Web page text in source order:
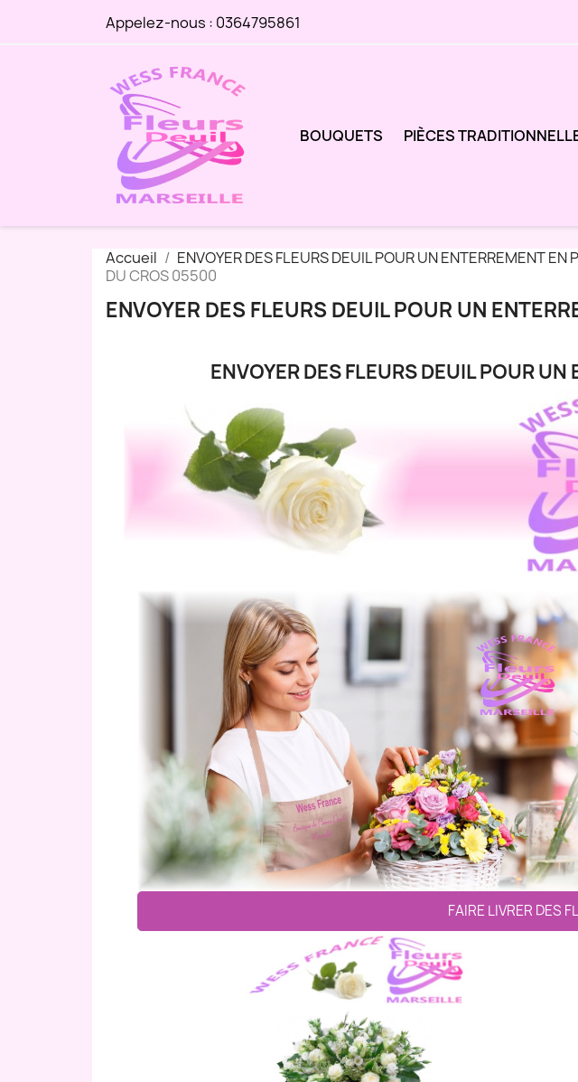
Appelez-nous : 0364795861
BOUQUETS PIÈCES
Accueil ENVOYER DES FLEURS DEUIL POUR UN ENTERREMENT EN
DU CROS 05500
ENVOYER DES FLEURS DEUIL POUR UN
ENVOYER DES FLEURS DEUIL POUR
FAIRE LIVRER DES